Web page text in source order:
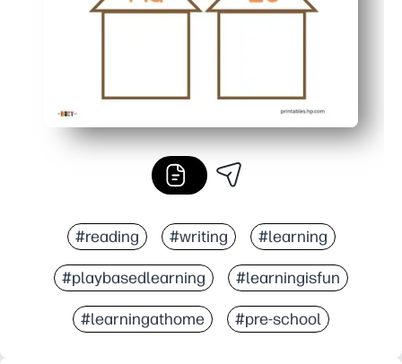
#reading #writing #learning
#playbasedlearning #learningisfun
#learningathome #pre-school